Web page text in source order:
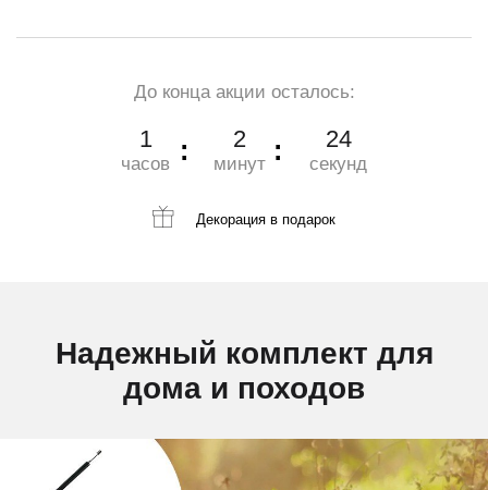
До конца акции осталось:
1
часов
2
минут
23
секунд
Декорация в подарок
Надежный комплект для
дома и походов